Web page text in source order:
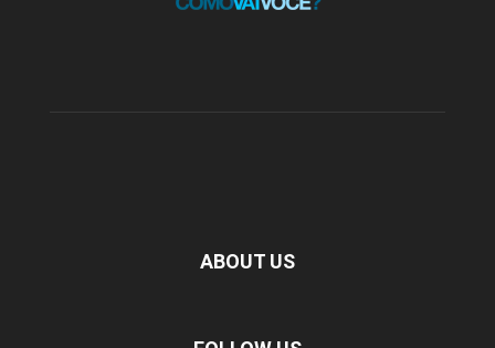
ABOUT US